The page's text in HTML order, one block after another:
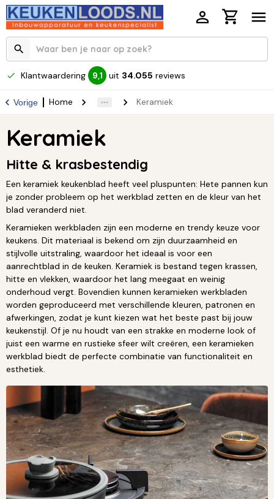
Klantwaardering 9,1 uit 34.055 reviews
Vorige Home Keramiek
Keramiek
Hitte & krasbestendig
Een keramiek keukenblad heeft veel pluspunten: Hete pannen kun
je zonder probleem op het werkblad zetten en de kleur van het
blad veranderd niet.
Keramieken werkbladen zijn een moderne en trendy keuze voor
keukens. Dit materiaal is bekend om zijn duurzaamheid en
stijlvolle uitstraling, waardoor het ideaal is voor een
aanrechtblad in de keuken. Keramiek is bestand tegen krassen,
hitte en vlekken, waardoor het lang meegaat en weinig
onderhoud vergt. Bovendien kunnen keramieken werkbladen
worden geproduceerd met verschillende kleuren, patronen en
afwerkingen, zodat je kunt kiezen wat het beste past bij jouw
keukenstijl. Of je nu houdt van een strakke en moderne look of
juist een warme en rustieke sfeer wilt creëren, een keramieken
werkblad biedt de perfecte combinatie van functionaliteit en
esthetiek.